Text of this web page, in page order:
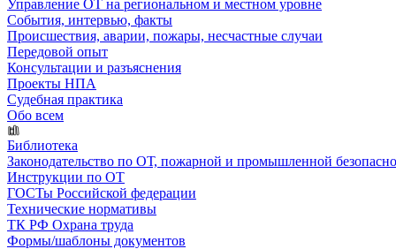
Управление ОТ на региональном и местном уровне
События, интервью, факты
Происшествия, аварии, пожары, несчастные случаи
Передовой опыт
Консультации и разъяснения
Проекты НПА
Судебная практика
Обо всем
Библиотека
Законодательство по ОТ, пожарной и промышленной
Инструкции по ОТ
ГОСТы Российской федерации
Технические нормативы
ТК РФ Охрана труда
Формы/шаблоны документов